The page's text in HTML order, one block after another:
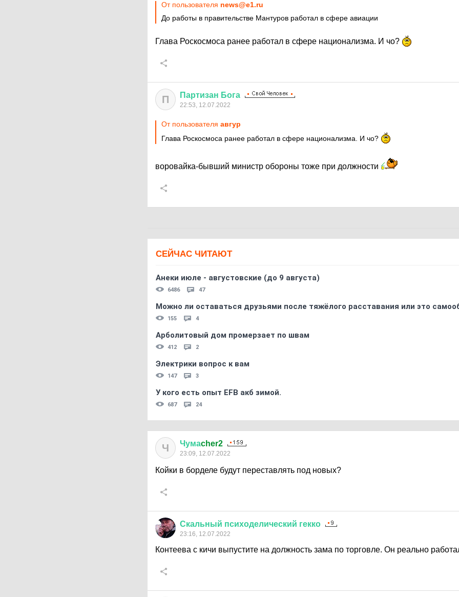
От пользователя news@e1.ru
До работы в правительстве Мантуров работал в сфере авиации
Глава Роскосмоса ранее работал в сфере национализма. И чо?
П Партизан Бога
22:53, 12.07.2022
От пользователя авгуp
Глава Роскосмоса ранее работал в сфере национализма. И чо?
воровайка-бывший министр обороны тоже при должности
СЕЙЧАС ЧИТАЮТ
Анеки июле - августовские (до 9 августа)
6486 47
Можно ли оставаться друзьями после тяжёлого расставания или это
155 4
Арболитовый дом промерзает по швам
412 2
Электрики вопрос к вам
147 3
У кого есть опыт EFB акб зимой.
687 24
Ч Чумаcher2
23:09, 12.07.2022
Койки в борделе будут переставлять под новых?
Скальный психоделический гекко
23:16, 12.07.2022
Контеева с кичи выпустите на должность зама по торговле. Он реально